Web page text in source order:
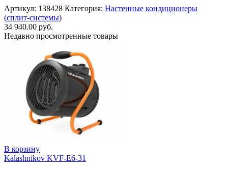
Артикул: 138428 Категория: Настенные кондиционеры
(сплит-системы)
34 940.00 руб.
Недавно просмотренные товары
В корзину
Kalashnikov KVF-E6-31